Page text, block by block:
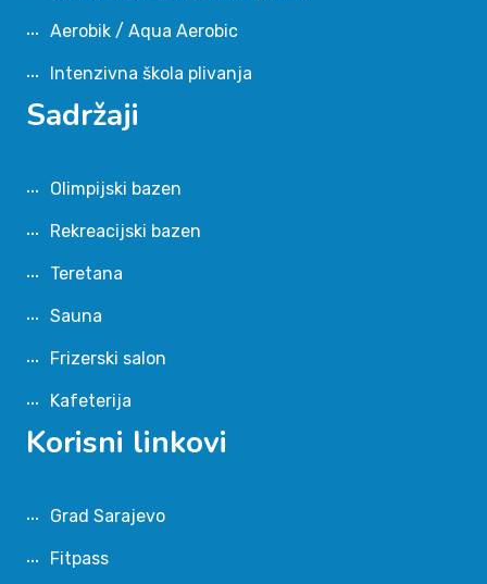
Aerobik / Aqua Aerobic
Intenzivna škola plivanja
Sadržaji
Olimpijski bazen
Rekreacijski bazen
Teretana
Sauna
Frizerski salon
Kafeterija
Korisni linkovi
Grad Sarajevo
Fitpass